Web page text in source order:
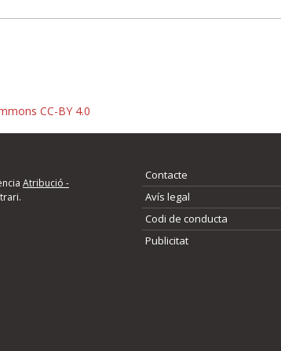
que
CC-BY 4.0
Atribució -
Contacte
Avís legal
Codi de conducta
Publicitat